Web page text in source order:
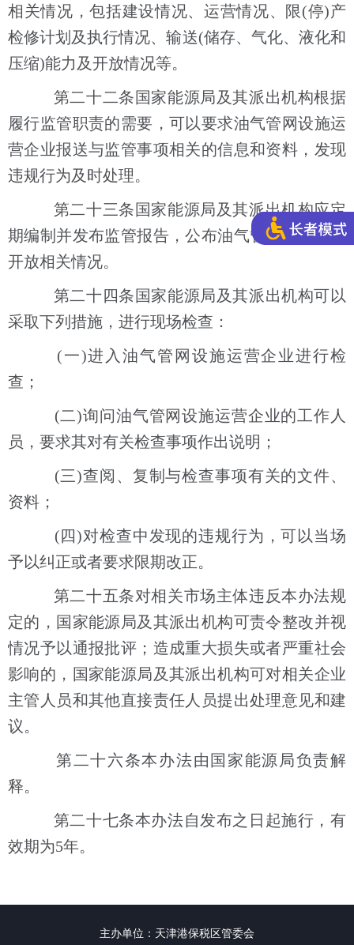
相关情况，包括建设情况、运营情况、限(停)产
检修计划及执行情况、输送(储存、气化、液化和
压缩)能力及开放情况等。
第二十二条国家能源局及其派出机构根据
履行监管职责的需要，可以要求油气管网设施运
营企业报送与监管事项相关的信息和资料，发现
违规行为及时处理。
第二十三条国家能源局及其派出机构应定
期编制并发布监管报告，公布油气管网设施公平
开放相关情况。
第二十四条国家能源局及其派出机构可以
采取下列措施，进行现场检查：
(一)进入油气管网设施运营企业进行检
查；
(二)询问油气管网设施运营企业的工作人
员，要求其对有关检查事项作出说明；
(三)查阅、复制与检查事项有关的文件、
资料；
(四)对检查中发现的违规行为，可以当场
予以纠正或者要求限期改正。
第二十五条对相关市场主体违反本办法规
定的，国家能源局及其派出机构可责令整改并视
情况予以通报批评；造成重大损失或者严重社会
影响的，国家能源局及其派出机构可对相关企业
主管人员和其他直接责任人员提出处理意见和建
议。
第二十六条本办法由国家能源局负责解
释。
第二十七条本办法自发布之日起施行，有
效期为5年。
主办单位：天津港保税区管委会